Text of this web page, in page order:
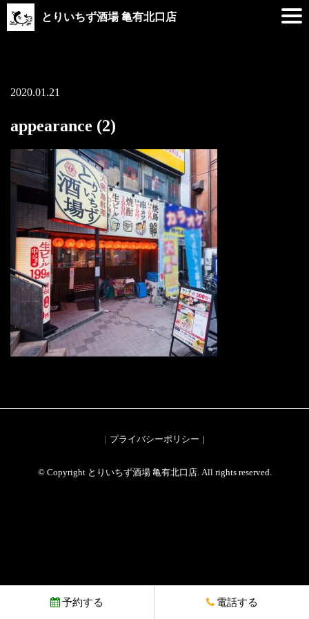
とりいちず酒場 亀有北口店
2020.01.21
appearance (2)
プライバシーポリシー
© Copyright とりいちず酒場 亀有北口店. All rights reserved.
予約する 電話する